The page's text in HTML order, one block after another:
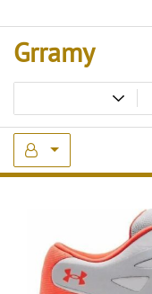
to
content
Grramy